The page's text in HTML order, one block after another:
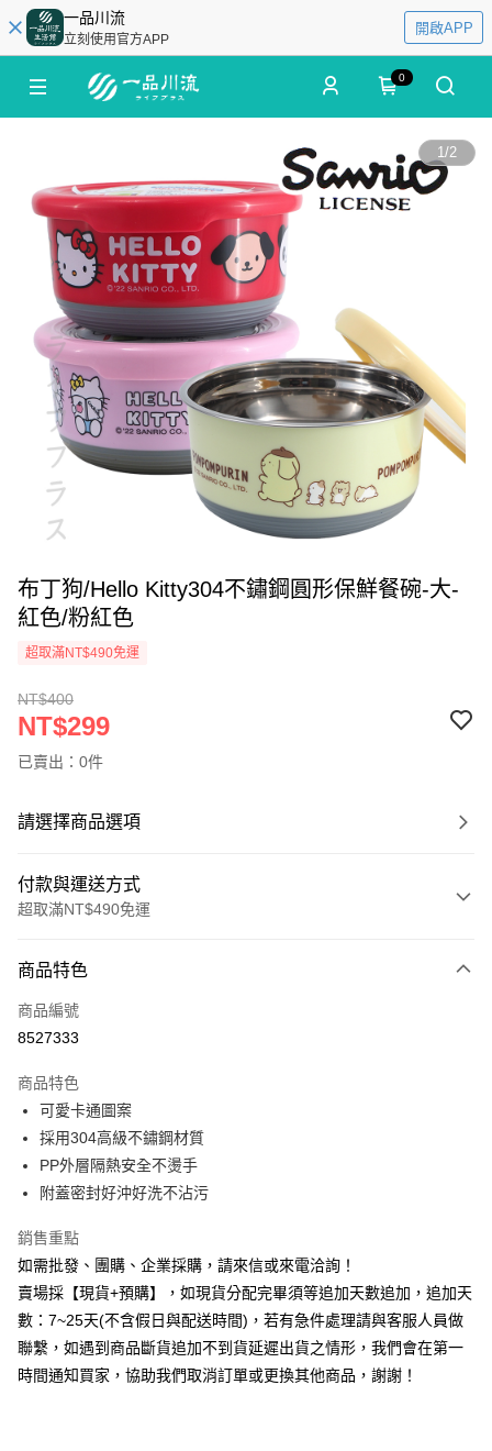
一品川流
立刻使用官方APP
開啟APP
0
1/2
布丁狗/Hello Kitty304不鏽鋼圓形保鮮餐碗-大-
紅色/粉紅色
超取滿NT$490免運
NT$400
NT$299
已賣出：0件
請選擇商品選項
付款與運送方式
超取滿NT$490免運
信用卡一次付款
信用卡分期付款
合作金庫商業銀行
華南商業銀行
上海商業儲蓄銀行
國泰世華商業銀行
臺灣中小企業銀行
聯邦商業銀行
元大商業銀行
永豐商業銀行
台新國際商業銀行
中國信託商業銀行
台灣樂天信用卡公司
6 期 0 利率 每期
華南商業銀行
上海商業儲蓄銀行
國泰世華商業銀行
匯豐（台灣）商業銀行
聯邦商業銀行
遠東國際商業銀行
元大商業銀行
永豐商業銀行
玉山商業銀行
星展（台灣）商業銀行
台新國際商業銀行
台灣樂天信用卡公司
12 期 0 利率 每期
合作金庫商業銀行
上海商業儲蓄銀行
國泰世華商業銀行
臺灣中小企業銀行
匯豐（台灣）商業銀行
華泰商業銀行
聯邦商業銀行
遠東國際商業銀行
元大商業銀行
永豐商業銀行
玉山商業銀行
星展（台灣）商業銀行
台新國際商業銀行
中國信託商業銀行
超商取貨付款
LINE Pay
Apple Pay
街口支付
悠遊付
全盈+PAY
商品特色
商品編號
8527333
商品特色
可愛卡通圖案
採用304高級不鏽鋼材質
PP外層隔熱安全不燙手
附蓋密封好沖好洗不沾污
銷售重點
如需批發、團購、企業採購，請來信或來電洽詢！
賣場採【現貨+預購】，如現貨分配完畢須等追加天數追加，追加天
數：7~25天(不含假日與配送時間)，若有急件處理請與客服人員做
聯繫，如遇到商品斷貨追加不到貨延遲出貨之情形，我們會在第一
時間通知買家，協助我們取消訂單或更換其他商品，謝謝！